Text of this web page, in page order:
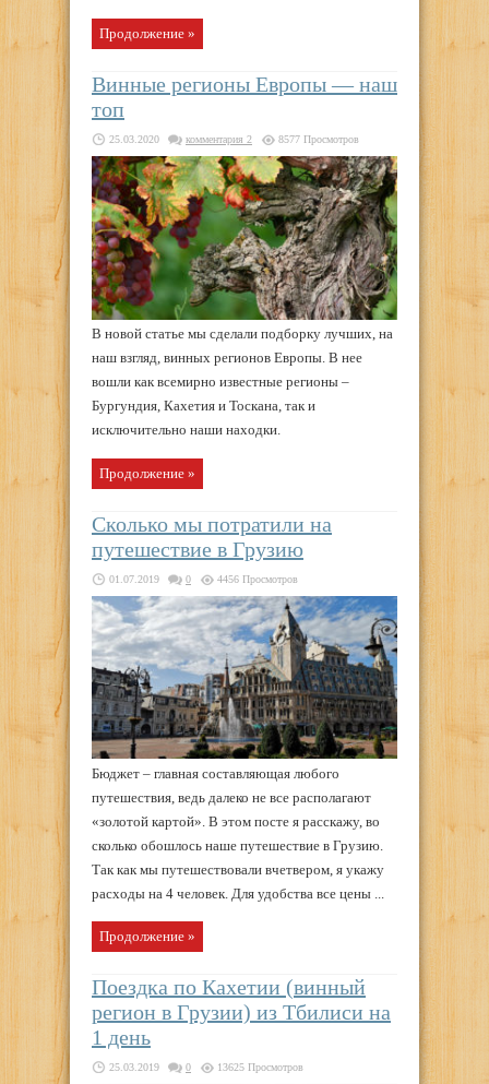
Продолжение »
Винные регионы Европы — наш
топ
25.03.2020 комментария 2 8577 Просмотров
В новой статье мы сделали подборку лучших, на
наш взгляд, винных регионов Европы. В нее
вошли как всемирно известные регионы –
Бургундия, Кахетия и Тоскана, так и
исключительно наши находки.
Продолжение »
Сколько мы потратили на
путешествие в Грузию
01.07.2019 0 4456 Просмотров
Бюджет – главная составляющая любого
путешествия, ведь далеко не все располагают
«золотой картой». В этом посте я расскажу, во
сколько обошлось наше путешествие в Грузию.
Так как мы путешествовали вчетвером, я укажу
расходы на 4 человек. Для удобства все цены ...
Продолжение »
Поездка по Кахетии (винный
регион в Грузии) из Тбилиси на
1 день
25.03.2019 0 13625 Просмотров